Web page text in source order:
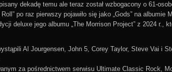
dekadę temu ale teraz został wzbogacony o 61-
po raz pierwszy pojawiło się jako „Gods” na albumie
deluxe jego albumu „The Morrison Project” z 2024 r.,
Al Jourgensen, John 5, Corey Taylor, Steve Vai i
za pośrednictwem serwisu Ultimate Classic Rock,